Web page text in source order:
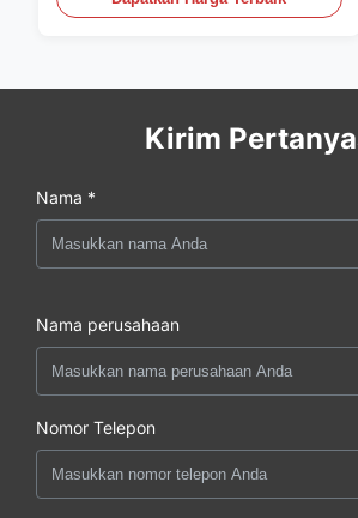
Kirim
Nama *
Nama perusahaan
Nomor Telepon